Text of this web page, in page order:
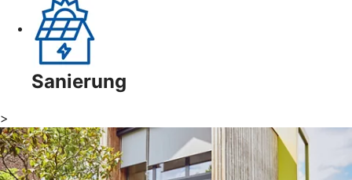
Sanierung
>